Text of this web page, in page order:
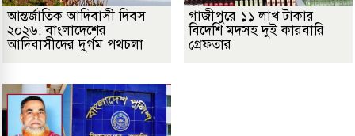
আন্তর্জাতিক আদিবাসী দিবস
২০২৬: বাংলাদেশের
আদিবাসীদের দুর্গম পথচলা
গাজীপুরে ১১ লাখ টাকার
বিদেশি মদসহ দুই কারবারি
গ্রেফতার